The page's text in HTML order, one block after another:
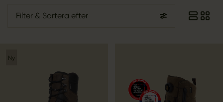
Filter & Sortera efter
Ny